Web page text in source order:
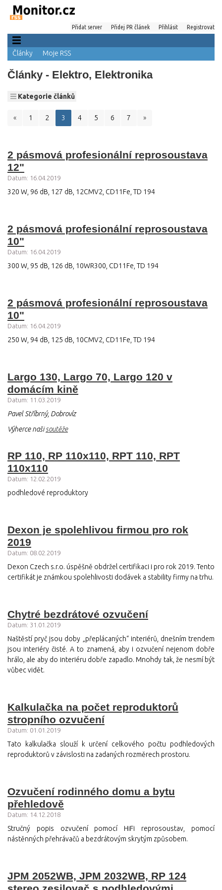
Přidat server Přidej PR článek Přihlásit Registrovat
Články Moje RSS
Články - Elektro, Elektronika
Kategorie článků
« 1 2 3 4 5 6 7 »
2 pásmová profesionální reprosoustava
12"
Datum: 16.04.2019
320 W, 96 dB, 127 dB, 12CMV2, CD11Fe, TD 194
2 pásmová profesionální reprosoustava
10"
Datum: 16.04.2019
300 W, 95 dB, 126 dB, 10WR300, CD11Fe, TD 194
2 pásmová profesionální reprosoustava
10"
Datum: 16.04.2019
250 W, 94 dB, 125 dB, 10CMV2, CD11Fe, TD 194
Largo 130, Largo 70, Largo 120 v
domácím kině
Datum: 11.03.2019
Pavel Stříbrný, Dobrovíz
Výherce našisoutěže
RP 110, RP 110x110, RPT 110, RPT
110x110
Datum: 12.02.2019
podhledové reproduktory
Dexon je spolehlivou firmou pro rok
2019
Datum: 08.02.2019
Dexon Czech s.r.o. úspěšně obdržel certifikaci i pro rok 2019. Tento
certifikát je známkou spolehlivosti dodávek a stability firmy na trhu.
Chytré bezdrátové ozvučení
Datum: 31.01.2019
Naštěstí pryč jsou doby „přeplácaných“ interiérů, dnešním trendem
jsou interiéry čisté. A to znamená, aby i ozvučení nejenom dobře
hrálo, ale aby do interiéru dobře zapadlo. Mnohdy tak, že nesmí být
vůbec vidět.
Kalkulačka na počet reproduktorů
stropního ozvučení
Datum: 01.01.2019
Tato kalkulačka slouží k určení celkového počtu podhledových
reproduktorů v závislosti na zadaných rozměrech prostoru.
Ozvučení rodinného domu a bytu
přehledově
Datum: 14.12.2018
Stručný popis ozvučení pomocí HiFi reprosoustav, pomocí
nástěnných přehrávačů a bezdrátovým skrytým způsobem.
JPM 2052WB, JPM 2032WB, RP 124